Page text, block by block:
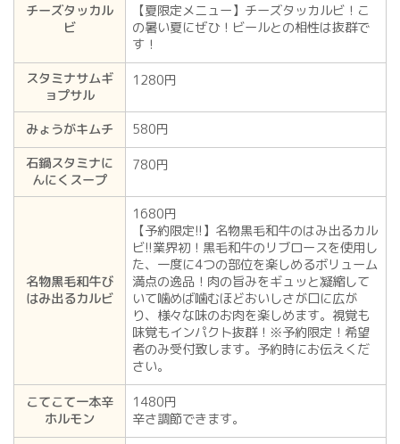
チーズタッカル
ビ
【夏限定メニュー】チーズタッカルビ！こ
の暑い夏にぜひ！ビールとの相性は抜群で
す！
スタミナサムギ
ョプサル
1280円
みょうがキムチ
580円
石鍋スタミナに
んにくスープ
780円
名物黒毛和牛び
はみ出るカルビ
1680円
【予約限定!!】名物黒毛和牛のはみ出るカル
ビ!!業界初！黒毛和牛のリブロースを使用し
た、一度に4つの部位を楽しめるボリューム
満点の逸品！肉の旨みをギュッと凝縮して
いて噛めば噛むほどおいしさが口に広が
り、様々な味のお肉を楽しめます。視覚も
味覚もインパクト抜群！※予約限定！希望
者のみ受付致します。予約時にお伝えくだ
さい。
こてこて一本辛
ホルモン
1480円
辛さ調節できます。